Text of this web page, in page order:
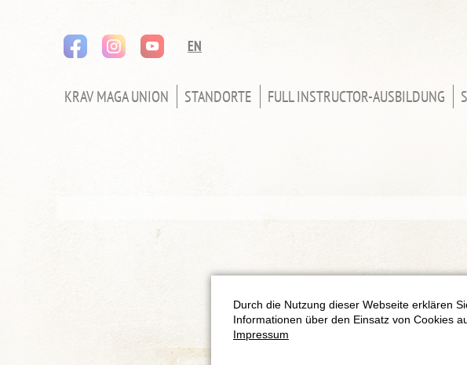
Navigation
überspringen
instagram youtube
EN
NAVIGATION
KRAV MAGA UNION STANDORTE FULL INSTRUCTOR-AUSBILDUNG
Durch die Nutzung dieser Webseite erklären
Informationen über den Einsatz von Cookies
Impressum